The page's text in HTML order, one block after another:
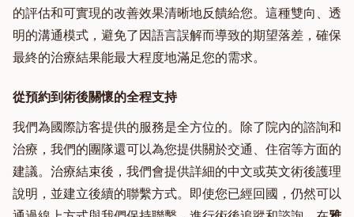
的評估和可實現的改善效果清晰地反饋給您。這種雙向、透
明的溝通模式，避免了因語言誤解而導致的期望落差，確保
最終的治療結果能最大程度地滿足您的需求。
從預約到術後關懷的全程支持
我們為國際訪客提供的服務是全方位的。除了院內的諮詢和
治療，我們的團隊還可以為您提供關於交通、住宿等方面的
建議。治療結束後，我們會提供詳細的中文或英文術後護理
說明，並建立後續的聯繫方式。即使您已經回國，仍然可以